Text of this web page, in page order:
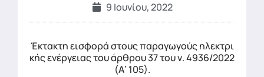
9 Ιουνίου, 2022
Έκτακτη εισφορά στους παραγωγούς ηλεκτρι
κής ενέργειας του άρθρου 37 του ν. 4936/2022
(Α’ 105).